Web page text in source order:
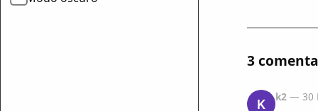
3
K k2 — 30